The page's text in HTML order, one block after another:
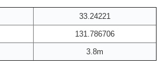
33.24221
131.786706
3.8m